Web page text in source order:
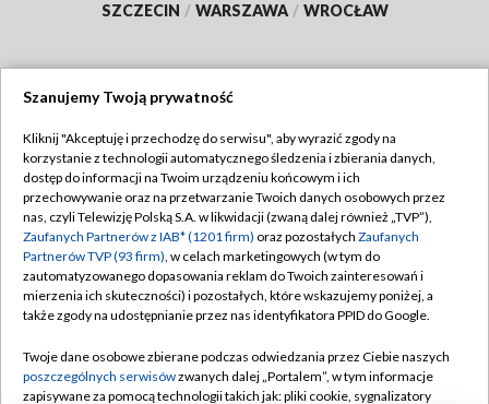
SZCZECIN / WARSZAWA / WROCŁAW
TVP
Abonament TVP
Emisja w TVP
Centrum informacji TVP
Naziemna Telewizja Cyfrowa
Rada Programowa
Regulamin TVP
Polityka prywatności
Moje zgody
Pomoc
Kontakt
Szanujemy Twoją prywatność
Kliknij "Akceptuję i przechodzę do serwisu", aby wyrazić zgody na
korzystanie z technologii automatycznego śledzenia i zbierania danych,
dostęp do informacji na Twoim urządzeniu końcowym i ich
przechowywanie oraz na przetwarzanie Twoich danych osobowych przez
nas, czyli Telewizję Polską S.A. w likwidacji (zwaną dalej również „TVP”),
Zaufanych Partnerów z IAB* (1201 firm) oraz pozostałych Zaufanych
Partnerów TVP (93 firm), w celach marketingowych (w tym do
zautomatyzowanego dopasowania reklam do Twoich zainteresowań i
mierzenia ich skuteczności) i pozostałych, które wskazujemy poniżej, a
także zgody na udostępnianie przez nas identyfikatora PPID do Google.
Twoje dane osobowe zbierane podczas odwiedzania przez Ciebie naszych
poszczególnych serwisówzwanych dalej „Portalem”, w tym informacje
zapisywane za pomocą technologii takich jak: pliki cookie, sygnalizatory